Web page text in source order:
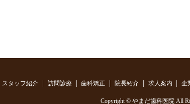
スタッフ紹介 訪問診療 歯科矯正 院長紹介 求人案内 企
Copyright © やまだ歯科医院 All